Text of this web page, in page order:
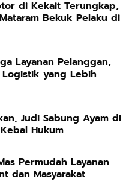
di Kekait Terungkap,
Bekuk Pelaku di
Layanan Pelanggan,
yang Lebih
Judi Sabung Ayam di
Hukum
Permudah Layanan
dan Masyarakat